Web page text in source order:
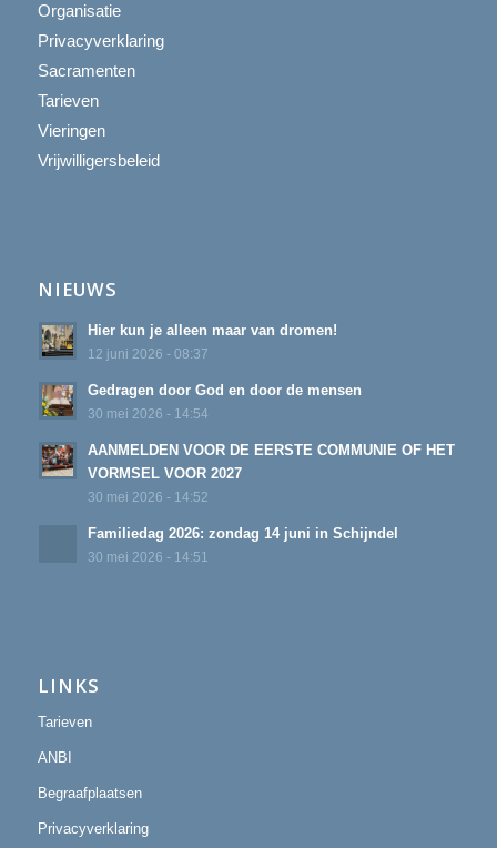
Organisatie
Privacyverklaring
Sacramenten
Tarieven
Vieringen
Vrijwilligersbeleid
NIEUWS
Hier kun je alleen maar van dromen!
12 juni 2026 - 08:37
Gedragen door God en door de mensen
30 mei 2026 - 14:54
AANMELDEN VOOR DE EERSTE COMMUNIE OF HET
VORMSEL VOOR 2027
30 mei 2026 - 14:52
Familiedag 2026: zondag 14 juni in Schijndel
30 mei 2026 - 14:51
LINKS
Tarieven
ANBI
Begraafplaatsen
Privacyverklaring